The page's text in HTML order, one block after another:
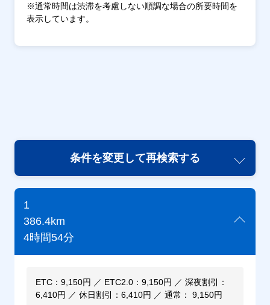
※通常時間は渋滞を考慮しない順調な場合の所要時間を
表示しています。
条件を変更して再検索する
1
386.4km
4時間54分
ETC：9,150円 ／ ETC2.0：9,150円 ／ 深夜割引：
6,410円 ／ 休日割引：6,410円 ／ 通常： 9,150円